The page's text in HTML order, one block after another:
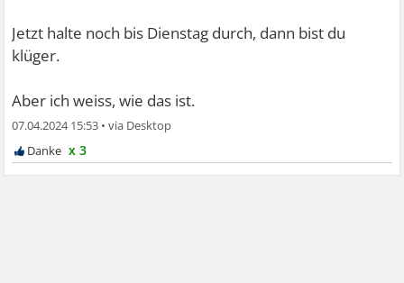
Jetzt halte noch bis Dienstag durch, dann bist du
klüger.
Aber ich weiss, wie das ist.
07.04.2024 15:53 •
x 3